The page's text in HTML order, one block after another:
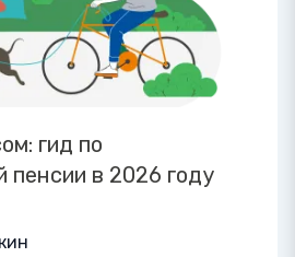
гид по
пенсии в 2026 году